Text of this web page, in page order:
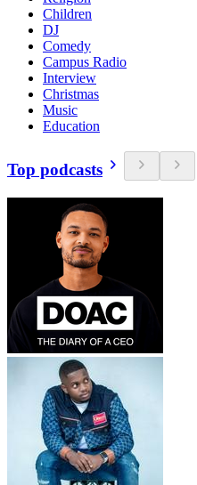
Children
DJ
Comedy
Campus Radio
Interview
Christmas
Music
Education
Top podcasts